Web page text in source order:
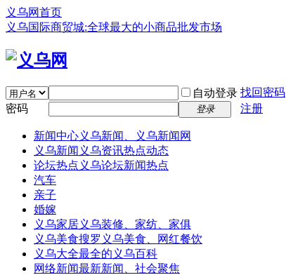
义乌网首页
义乌国际商贸城:全球最大的小商品批发市场
自动登录 找回密码
密码
登录 注册
新闻中心义乌新闻、义乌新闻网
义乌新闻 义乌资讯热点动态
论坛热点 义乌论坛新闻热点
汽车
亲子
婚嫁
义乌家居义乌装修、家纺、家俱
义乌美食搜罗义乌美食、网红餐饮
义乌大全最全的义乌百科
网络新闻最新新闻、社会聚焦